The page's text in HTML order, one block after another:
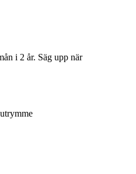
i 2 år. Säg upp när